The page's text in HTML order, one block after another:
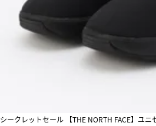
シークレットセール 【THE NORTH FACE】ユ